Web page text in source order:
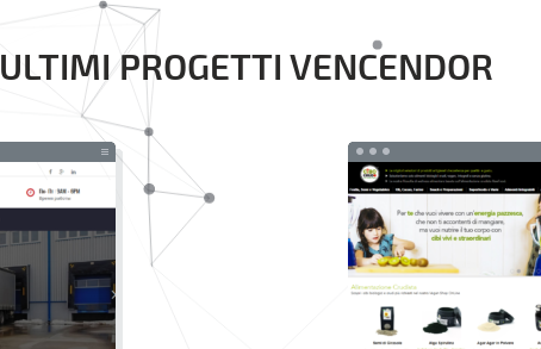
ULTIMI PROGETTI VENCENDOR